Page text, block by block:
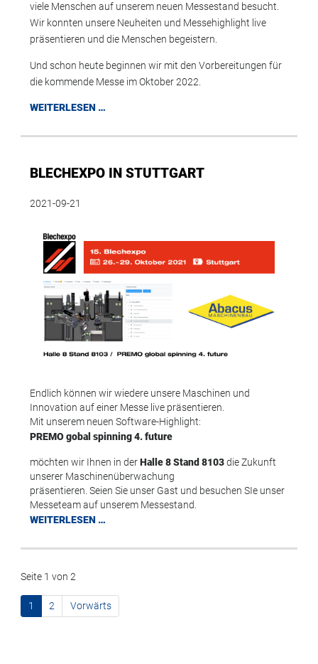
viele Menschen auf unserem neuen Messestand besucht.
Wir konnten unsere Neuheiten und Messehighlight live
präsentieren und die Menschen begeistern.
Und schon heute beginnen wir mit den Vorbereitungen für
die kommende Messe im Oktober 2022.
WEITERLESEN …
BLECHEXPO IN STUTTGART
2021-09-21
Endlich können wir wiedere unsere Maschinen und
Innovation auf einer Messe live präsentieren.
Mit unserem neuen Software-Highlight:
PREMO gobal spinning 4. future
möchten wir Ihnen in derHalle 8 Stand 8103die Zukunft
unserer Maschinenüberwachung
präsentieren. Seien Sie unser Gast und besuchen SIe unser
Messeteam auf unserem Messestand.
WEITERLESEN …
Seite 1 von 2
1 2 Vorwärts